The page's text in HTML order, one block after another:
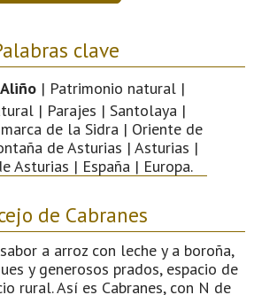
clave
| Patrimonio natural |
| Parajes | Santolaya |
de la Sidra | Oriente de
de Asturias | Asturias |
Asturias | España | Europa.
de Cabranes
a arroz con leche y a boroña,
y generosos prados, espacio de
rural. Así es Cabranes, con N de